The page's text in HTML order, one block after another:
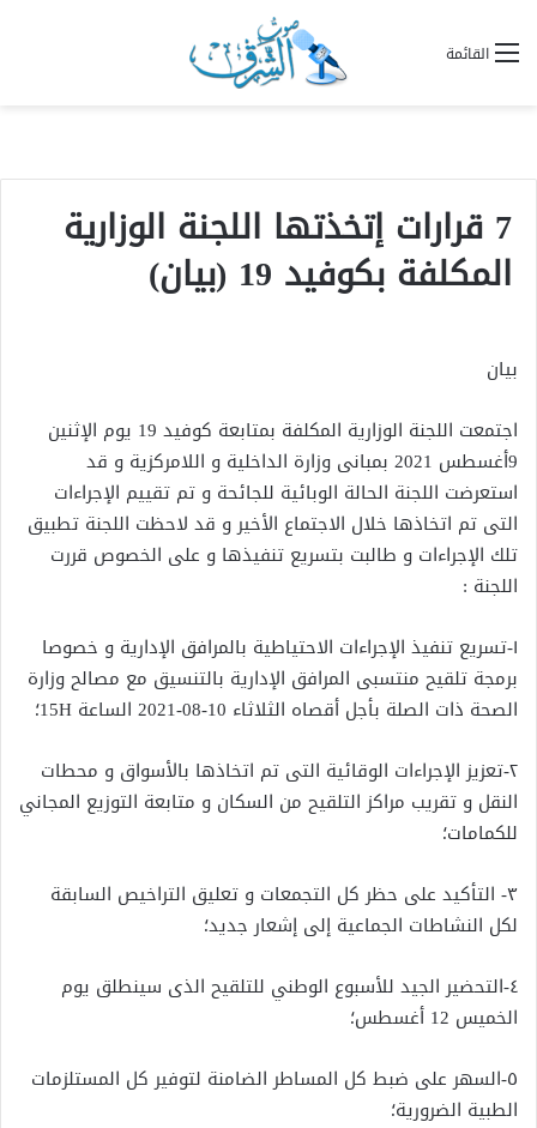
القائمة
7 قرارات إتخذتها اللجنة الوزارية
المكلفة بكوفيد 19 (بيان)
بيان
اجتمعت اللجنة الوزارية المكلفة بمتابعة كوفيد 19 يوم الإثنين
9أغسطس 2021 بمبانى وزارة الداخلية و اللامركزية و قد
استعرضت اللجنة الحالة الوبائية للجائحة و تم تقييم الإجراءات
التى تم اتخاذها خلال الاجتماع الأخير و قد لاحظت اللجنة تطبيق
تلك الإجراءات و طالبت بتسريع تنفيذها و على الخصوص قررت
اللجنة :
١-تسريع تنفيذ الإجراءات الاحتياطية بالمرافق الإدارية و خصوصا
برمجة تلقيح منتسبى المرافق الإدارية بالتنسيق مع مصالح وزارة
الصحة ذات الصلة بأجل أقصاه الثلاثاء 10-08-2021 الساعة 15H؛
٢-تعزيز الإجراءات الوقائية التى تم اتخاذها بالأسواق و محطات
النقل و تقريب مراكز التلقيح من السكان و متابعة التوزيع المجاني
للكمامات؛
٣- التأكيد على حظر كل التجمعات و تعليق التراخيص السابقة
لكل النشاطات الجماعية إلى إشعار جديد؛
٤-التحضير الجيد للأسبوع الوطني للتلقيح الذى سينطلق يوم
الخميس 12 أغسطس؛
٥-السهر على ضبط كل المساطر الضامنة لتوفير كل المستلزمات
الطبية الضرورية؛